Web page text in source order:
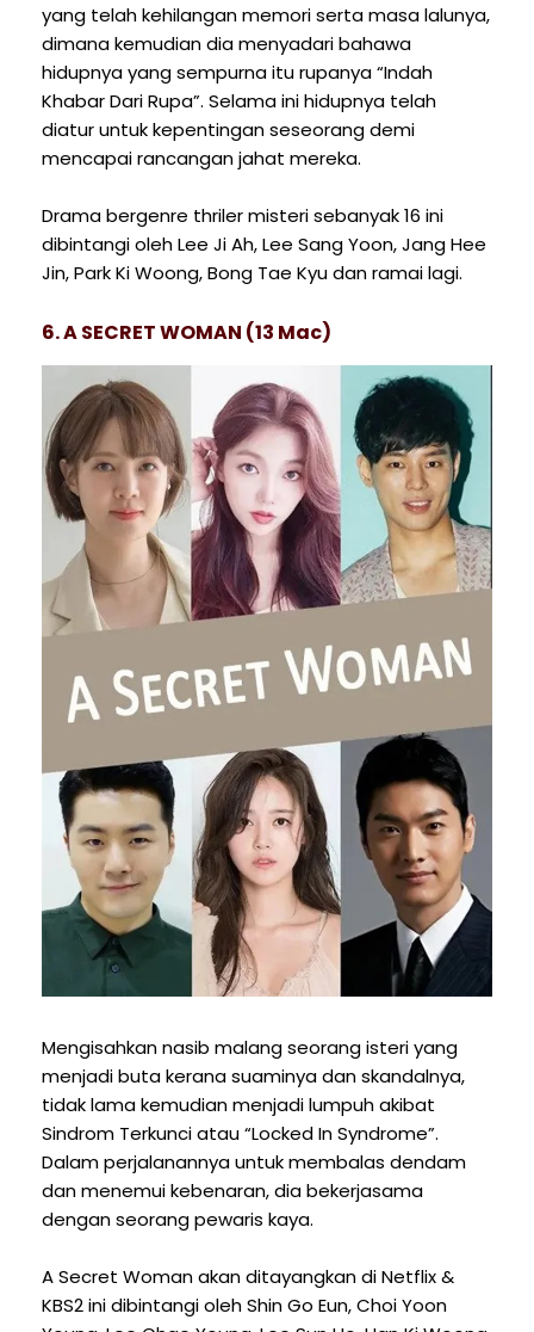
yang telah kehilangan memori serta masa lalunya,
dimana kemudian dia menyadari bahawa
hidupnya yang sempurna itu rupanya “Indah
Khabar Dari Rupa”. Selama ini hidupnya telah
diatur untuk kepentingan seseorang demi
mencapai rancangan jahat mereka.
Drama bergenre thriler misteri sebanyak 16 ini
dibintangi oleh Lee Ji Ah, Lee Sang Yoon, Jang Hee
Jin, Park Ki Woong, Bong Tae Kyu dan ramai lagi.
6. A SECRET WOMAN (13 Mac)
Mengisahkan nasib malang seorang isteri yang
menjadi buta kerana suaminya dan skandalnya,
tidak lama kemudian menjadi lumpuh akibat
Sindrom Terkunci atau “Locked In Syndrome”.
Dalam perjalanannya untuk membalas dendam
dan menemui kebenaran, dia bekerjasama
dengan seorang pewaris kaya.
A Secret Woman akan ditayangkan di Netflix &
KBS2 ini dibintangi oleh Shin Go Eun, Choi Yoon